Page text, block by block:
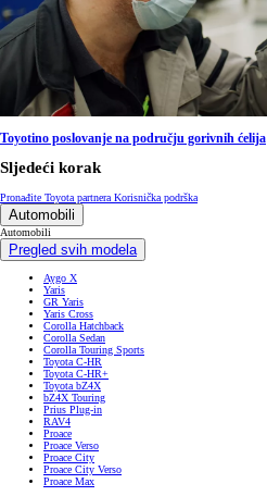
Toyotino poslovanje na području gorivnih ćelija
Sljedeći korak
Pronađite Toyota partnera Korisnička podrška
Automobili
Automobili
Pregled svih modela
Aygo X
Yaris
GR Yaris
Yaris Cross
Corolla Hatchback
Corolla Sedan
Corolla Touring Sports
Toyota C-HR
Toyota C-HR+
Toyota bZ4X
bZ4X Touring
Prius Plug-in
RAV4
Proace
Proace Verso
Proace City
Proace City Verso
Proace Max